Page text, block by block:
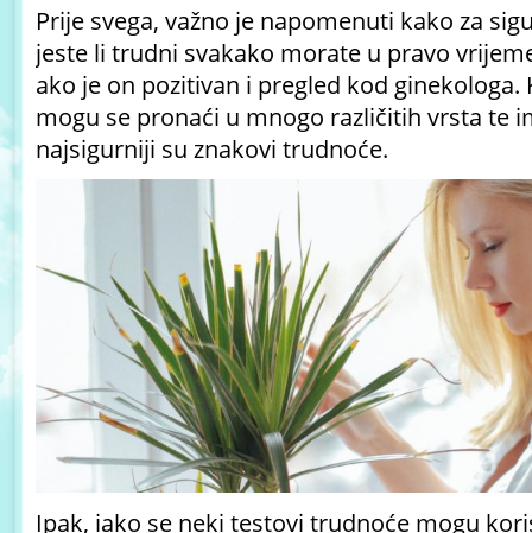
Prije svega, važno je napomenuti kako za
jeste li trudni svakako morate u pravo
ako je on pozitivan i pregled kod
mogu se pronaći u mnogo različitih vrsta te
najsigurniji su znakovi trudnoće.
Ipak, iako se neki testovi trudnoće mogu